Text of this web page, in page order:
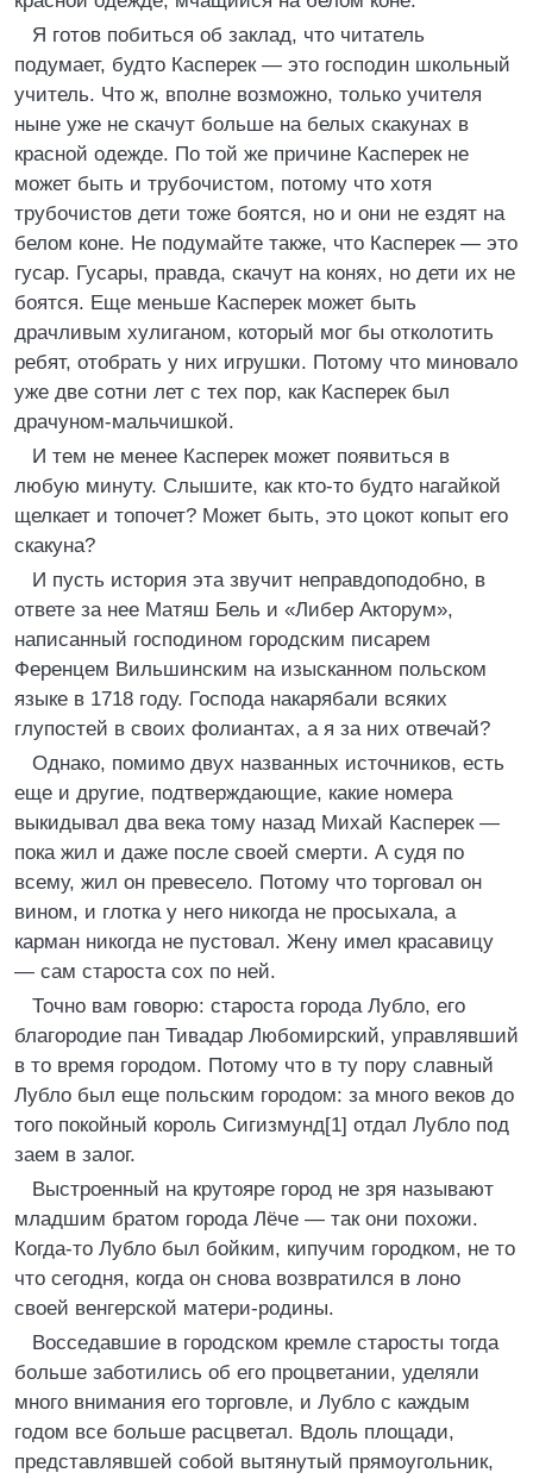
Я готов побиться об заклад, что читатель
подумает, будто Касперек ― это господин школьный
учитель. Что ж, вполне возможно, только учителя
ныне уже не скачут больше на белых скакунах в
красной одежде. По той же причине Касперек не
может быть и трубочистом, потому что хотя
трубочистов дети тоже боятся, но и они не ездят на
белом коне. Не подумайте также, что Касперек ― это
гусар. Гусары, правда, скачут на конях, но дети их не
боятся. Еще меньше Касперек может быть
драчливым хулиганом, который мог бы отколотить
ребят, отобрать у них игрушки. Потому что миновало
уже две сотни лет с тех пор, как Касперек был
драчуном-мальчишкой.
И тем не менее Касперек может появиться в
любую минуту. Слышите, как кто-то будто нагайкой
щелкает и топочет? Может быть, это цокот копыт его
скакуна?
И пусть история эта звучит неправдоподобно, в
ответе за нее Матяш Бель и «Либер Акторум»,
написанный господином городским писарем
Ференцем Вильшинским на изысканном польском
языке в 1718 году. Господа накарябали всяких
глупостей в своих фолиантах, а я за них отвечай?
Однако, помимо двух названных источников, есть
еще и другие, подтверждающие, какие номера
выкидывал два века тому назад Михай Касперек ―
пока жил и даже после своей смерти. А судя по
всему, жил он превесело. Потому что торговал он
вином, и глотка у него никогда не просыхала, а
карман никогда не пустовал. Жену имел красавицу
― сам староста сох по ней.
Точно вам говорю: староста города Лубло, его
благородие пан Тивадар Любомирский, управлявший
в то время городом. Потому что в ту пору славный
Лубло был еще польским городом: за много веков до
того покойный король Сигизмунд[1] отдал Лубло под
заем в залог.
Выстроенный на крутояре город не зря называют
младшим братом города Лёче ― так они похожи.
Когда-то Лубло был бойким, кипучим городком, не то
что сегодня, когда он снова возвратился в лоно
своей венгерской матери-родины.
Восседавшие в городском кремле старосты тогда
больше заботились об его процветании, уделяли
много внимания его торговле, и Лубло с каждым
годом все больше расцветал. Вдоль площади,
представлявшей собой вытянутый прямоугольник,